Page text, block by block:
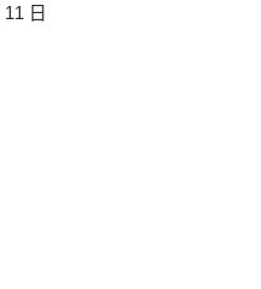
11 日